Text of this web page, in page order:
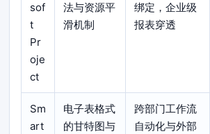
sof
t
Pr
oje
ct
法与资源平
滑机制
绑定，企业级
报表穿透
Sm
art
电子表格式
的甘特图与
跨部门工作流
自动化与外部